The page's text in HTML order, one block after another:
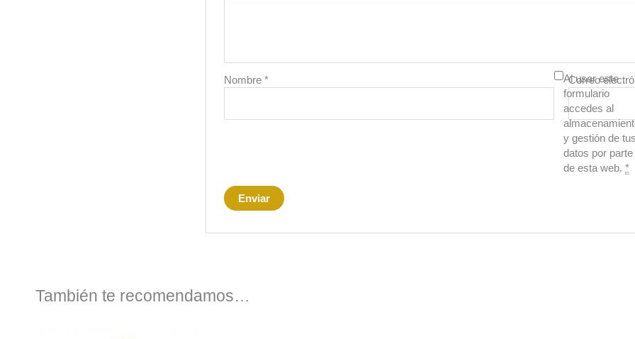
Nombre * Correo
Al usar este
formulario
accedes al
y gestión de tus
datos por parte
de esta web.*
También te recomendamos…